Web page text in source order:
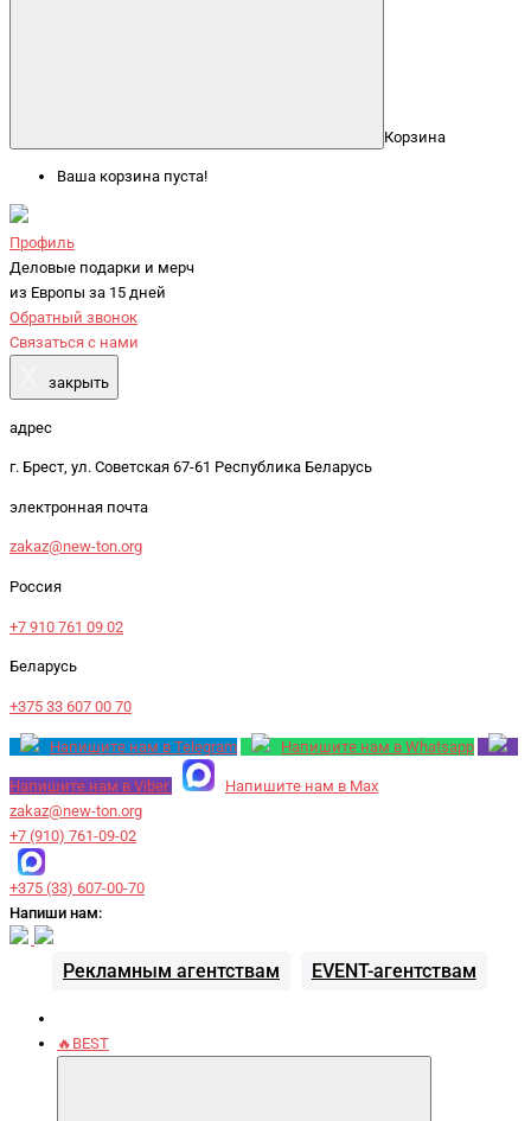
Корзина
Ваша корзина пуста!
Профиль
Деловые подарки и мерч
из Европы за 15 дней
Обратный звонок
Связаться с нами
закрыть
адрес
г. Брест, ул. Советская 67-61 Республика Беларусь
электронная почта
zakaz@new-ton.org
Россия
+7 910 761 09 02
Беларусь
+375 33 607 00 70
Напишите нам в Telegram Напишите нам в Whatsapp
Напишите нам в Viber
Напишите нам в Max
zakaz@new-ton.org
+7 (910) 761-09-02
+375 (33) 607-00-70
Напиши нам:
Рекламным агентствам EVENT-агентствам
🔥BEST